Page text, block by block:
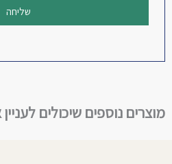
שליחה
מוצרים נוספים שיכולים